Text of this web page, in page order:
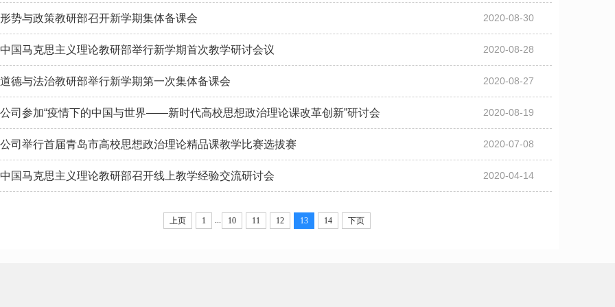
形势与政策教研部召开新学期集体备课会 2020-08-30
中国马克思主义理论教研部举行新学期首次教学研讨会议 2020-08-28
道德与法治教研部举行新学期第一次集体备课会 2020-08-27
公司参加“疫情下的中国与世界——新时代高校思想政治理论课改革创新”研讨会 2020-08-19
公司举行首届青岛市高校思想政治理论精品课教学比赛选拔赛 2020-07-08
中国马克思主义理论教研部召开线上教学经验交流研讨会 2020-04-14
上页 1 10 11 12 13 14 下页